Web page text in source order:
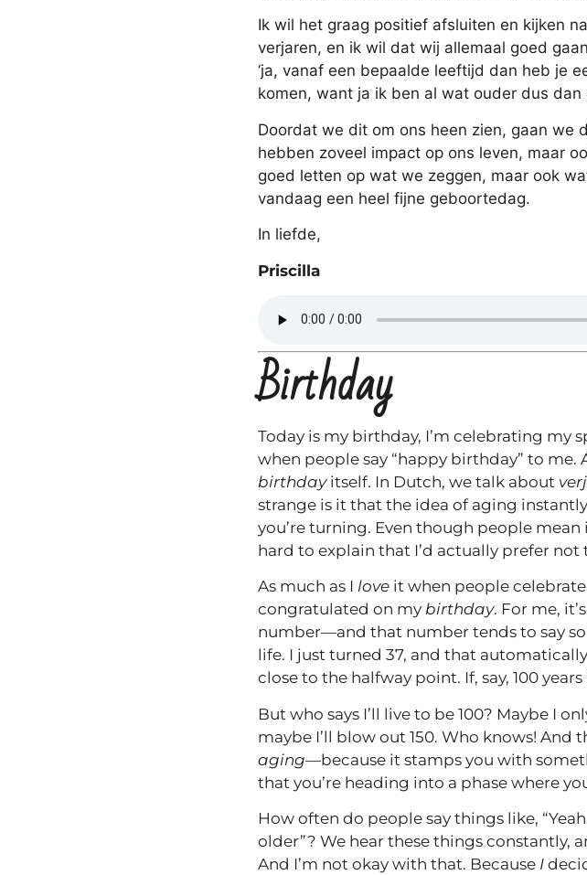
Ik wil het graag positief afsluiten en kijken
verjaren, en ik wil dat wij allemaal goed
‘ja, vanaf een bepaalde leeftijd dan heb je
komen, want ja ik ben al wat ouder dus dan
Doordat we dit om ons heen zien, gaan we
hebben zoveel impact op ons leven, maar
goed letten op wat we zeggen, maar ook
vandaag een heel fijne geboortedag.
In liefde,
Priscilla
Birthday
Today is my birthday, I’m celebrating my
when people say “happy birthday” to
birthdayitself. In Dutch, we talk about
strange is it that the idea of aging
you’re turning. Even though people
hard to explain that I’d actually prefer
As much as I love it when people
congratulated on my birthday. For me,
number—and that number tends to say
life. I just turned 37, and that
close to the halfway point. If, say, 100
But who says I’ll live to be 100? Maybe I
maybe I’ll blow out 150. Who knows!
aging—because it stamps you with
that you’re heading into a phase where
How often do people say things like,
older”? We hear these things constantly,
And I’m not okay with that. Because I